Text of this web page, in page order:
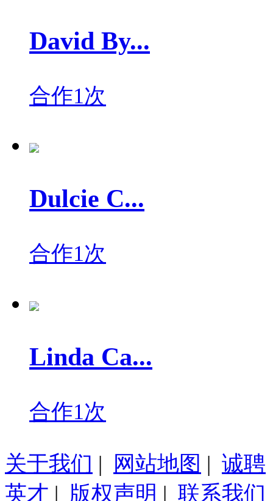
David By...
合作1次
Dulcie C...
合作1次
Linda Ca...
合作1次
关于我们 | 网站地图 | 诚聘
英才 | 版权声明 | 联系我们